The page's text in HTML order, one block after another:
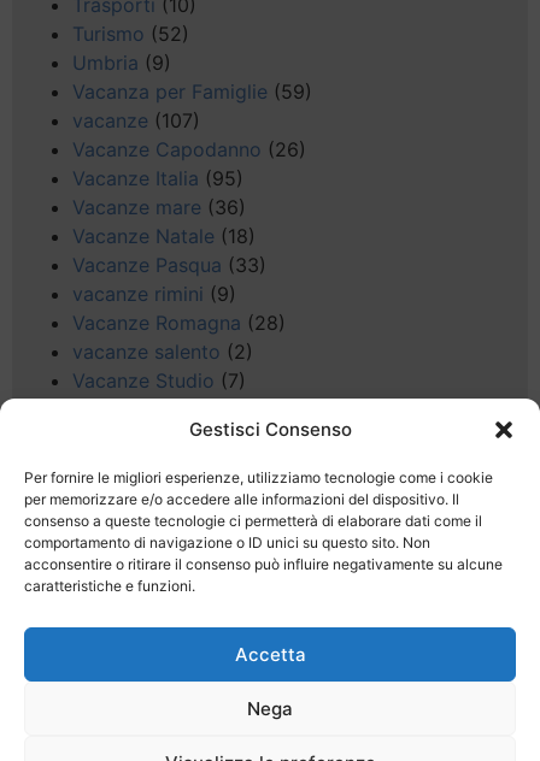
Gestisci Consenso
Per fornire le migliori esperienze, utilizziamo tecnologie come i cookie
per memorizzare e/o accedere alle informazioni del dispositivo. Il
consenso a queste tecnologie ci permetterà di elaborare dati come il
comportamento di navigazione o ID unici su questo sito. Non
acconsentire o ritirare il consenso può influire negativamente su alcune
caratteristiche e funzioni.
Accetta
Nega
Trasporti (10)
Turismo (52)
Umbria (9)
Vacanza per Famiglie (59)
vacanze (107)
Vacanze Capodanno (26)
Vacanze Italia (95)
Vacanze mare (36)
Vacanze Natale (18)
Vacanze Pasqua (33)
vacanze rimini (9)
Vacanze Romagna (28)
vacanze salento (2)
Vacanze Studio (7)
(5)
Veneto (25)
Voli low cost(4)
Web(9)
week end(45)
Wellness(11)
Regolamento